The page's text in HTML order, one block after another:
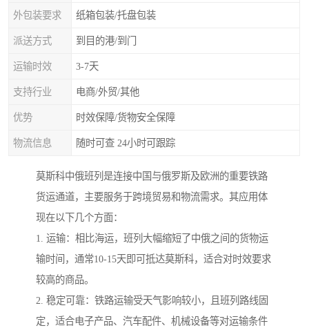
外包装要求 纸箱包装/托盘包装
派送方式 到目的港/到门
运输时效 3-7天
支持行业 电商/外贸/其他
优势 时效保障/货物安全保障
物流信息 随时可查 24小时可跟踪
莫斯科中俄班列是连接中国与俄罗斯及欧洲的重要铁路
货运通道，主要服务于跨境贸易和物流需求。其应用体
现在以下几个方面：
1. 运输：相比海运，班列大幅缩短了中俄之间的货物运
输时间，通常10-15天即可抵达莫斯科，适合对时效要求
较高的商品。
2. 稳定可靠：铁路运输受天气影响较小，且班列路线固
定，适合电子产品、汽车配件、机械设备等对运输条件